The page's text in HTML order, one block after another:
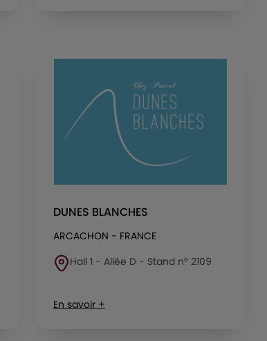
DUNES BLANCHES
ARCACHON - FRANCE
Hall 1 - Allée D - Stand n° 2109
En savoir +